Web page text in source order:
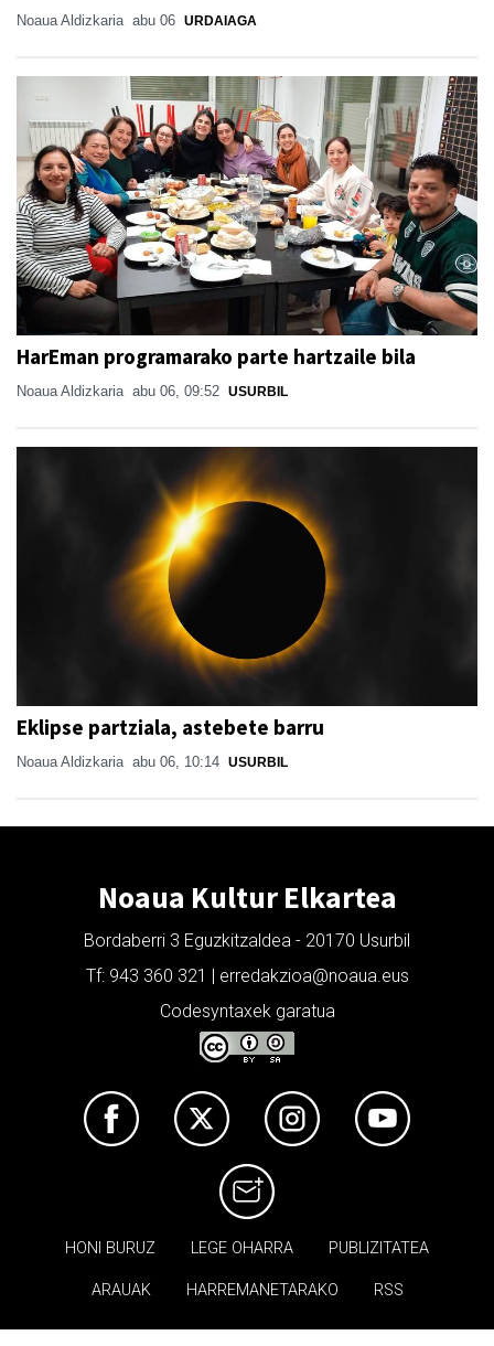
Noaua Aldizkaria abu 06 URDAIAGA
HarEman programarako parte hartzaile bila
Noaua Aldizkaria abu 06, 09:52 USURBIL
Eklipse partziala, astebete barru
Noaua Aldizkaria abu 06, 10:14 USURBIL
Noaua Kultur Elkartea
Bordaberri 3 Eguzkitzaldea - 20170 Usurbil
Tf: 943 360 321 | erredakzioa@noaua.eus
Codesyntaxek garatua
HONI BURUZ LEGE OHARRA PUBLIZITATEA
ARAUAK HARREMANETARAKO RSS